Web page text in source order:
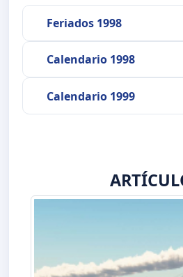
Feriados 1998
Calendario 1998
Calendario 1999